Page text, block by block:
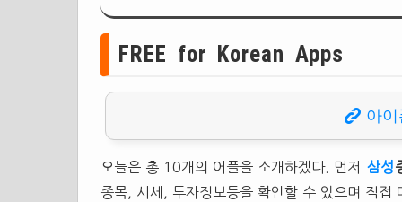
FREE for Korean Apps
아
오늘은 총 10개의 어플을 소개하겠다. 먼저 삼성
종목, 시세, 투자정보등을 확인할 수 있으며 직접